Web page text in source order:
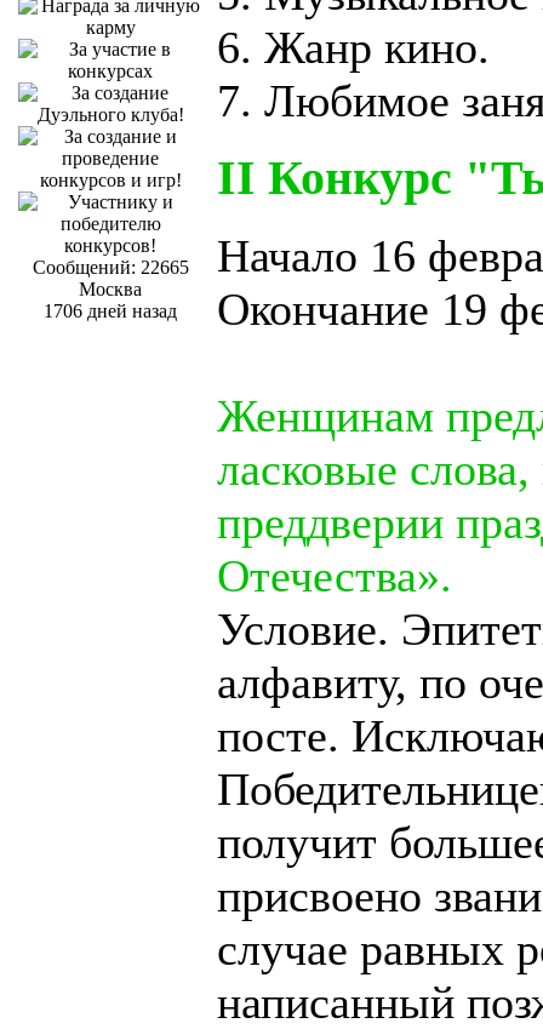
Сообщений: 22665
Москва
1706 дней назад
6. Жанр кино.
7. Любимое
II Конкурс
Начало 16
Окончание 19
Женщинам
ласковые
преддверии
Отечества».
Условие.
алфавиту, по
посте.
получит
присвоено
случае равных
написанный